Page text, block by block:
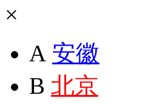
×
A 安徽
B 北京